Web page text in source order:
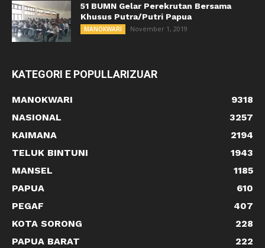
51 BUMN Gelar Perekrutan Bersama
Khusus Putra/Putri Papua
MANOKWARI November 1, 2019
KATEGORI E POPULLARIZUAR
MANOKWARI
9318
NASIONAL
3257
KAIMANA
2194
TELUK BINTUNI
1943
MANSEL
1185
PAPUA
610
PEGAF
407
KOTA SORONG
228
PAPUA BARAT
222